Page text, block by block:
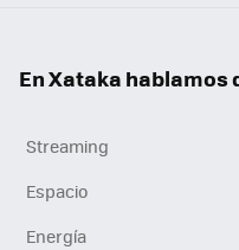
En Xataka hablamos
Streaming
Espacio
Energía